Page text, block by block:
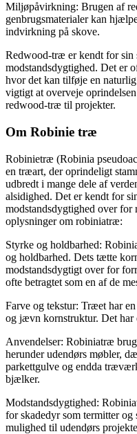
Miljøpåvirkning: Brugen af
genbrugsmaterialer kan
indvirkning på skove.
Redwood-træ er kendt for sin
modstandsdygtighed. Det er
hvor det kan tilføje en
vigtigt at overveje
redwood-træ til projekter.
Om Robinie træ
Robinietræ (Robinia
en træart, der oprindeligt
udbredt i mange dele af
alsidighed. Det er kendt for
modstandsdygtighed over
oplysninger om robiniatræ:
Styrke og holdbarhed:
og holdbarhed. Dets tætte
modstandsdygtigt over for
ofte betragtet som en af de
Farve og tekstur: Træet har
og jævn kornstruktur. Det har
Anvendelser: Robiniatræ
herunder udendørs møbler,
parkettgulve og endda
bjælker.
Modstandsdygtighed:
for skadedyr som termitter
mulighed til udendørs